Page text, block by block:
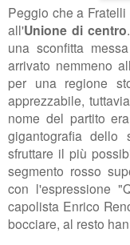
Peggio che a
all'Unione di centro
una sconfitta
arrivato nemmeno
per una regione
apprezzabile,
nome del partito
gigantografia dello
sfruttare il più
segmento rosso
con l'espressione
capolista Enrico
bocciare, al resto